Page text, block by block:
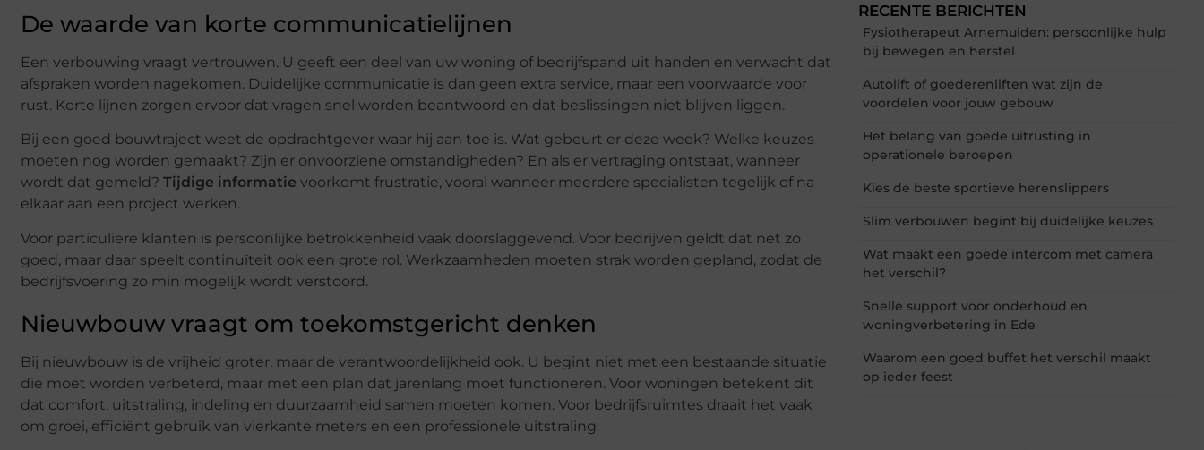
De waarde van korte communicatielijnen
Een verbouwing vraagt vertrouwen. U geeft een deel van uw woning of bedrijfspand uit handen en verwacht dat
afspraken worden nagekomen. Duidelijke communicatie is dan geen extra service, maar een voorwaarde voor
rust. Korte lijnen zorgen ervoor dat vragen snel worden beantwoord en dat beslissingen niet blijven liggen.
Bij een goed bouwtraject weet de opdrachtgever waar hij aan toe is. Wat gebeurt er deze week? Welke keuzes
moeten nog worden gemaakt? Zijn er onvoorziene omstandigheden? En als er vertraging ontstaat, wanneer
wordt dat gemeld? Tijdige informatie voorkomt frustratie, vooral wanneer meerdere specialisten tegelijk of na
elkaar aan een project werken.
Voor particuliere klanten is persoonlijke betrokkenheid vaak doorslaggevend. Voor bedrijven geldt dat net zo
goed, maar daar speelt continuïteit ook een grote rol. Werkzaamheden moeten strak worden gepland, zodat de
bedrijfsvoering zo min mogelijk wordt verstoord.
Nieuwbouw vraagt om toekomstgericht denken
Bij nieuwbouw is de vrijheid groter, maar de verantwoordelijkheid ook. U begint niet met een bestaande situatie
die moet worden verbeterd, maar met een plan dat jarenlang moet functioneren. Voor woningen betekent dit
dat comfort, uitstraling, indeling en duurzaamheid samen moeten komen. Voor bedrijfsruimtes draait het vaak
om groei, efficiënt gebruik van vierkante meters en een professionele uitstraling.
RECENTE BERICHTEN
Fysiotherapeut Arnemuiden: persoonlijke hulp
bij bewegen en herstel
Autolift of goederenliften wat zijn de
voordelen voor jouw gebouw
Het belang van goede uitrusting in
operationele beroepen
Kies de beste sportieve herenslippers
Slim verbouwen begint bij duidelijke keuzes
Wat maakt een goede intercom met camera
het verschil?
Snelle support voor onderhoud en
woningverbetering in Ede
Waarom een goed buffet het verschil maakt
op ieder feest